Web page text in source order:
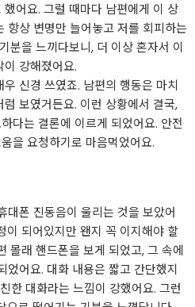
어요. 그럴 때마다 남편에게 이 상
항상 변명만 늘어놓고 저를 회피하는
분을 느끼다보니, 더 이상 혼자서 이
강해졌어요.
신경 쓰였죠. 남편의 행동은 마치
보였거든요. 이런 상황에서 결국,
다는 결론에 이르게 되었어요. 안전
을 요청하기로 마음먹었어요.
대폰 진동음이 울리는 것을 보았어
이 되어있지만 왠지 꼭 이지해야 할
몰래 핸드폰을 보게 되었고, 그 속에
어요. 대화 내용은 짧고 간단했지
한 대화라는 느낌이 강했어요. 그런